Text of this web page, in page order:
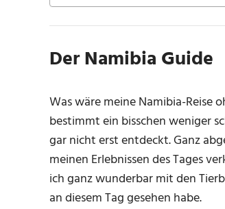
Der Namibia Guide
Was wäre meine Namibia-Reise
bestimmt ein bisschen weniger
gar nicht erst entdeckt. Ganz
meinen Erlebnissen des Tages
ich ganz wunderbar mit den
an diesem Tag gesehen habe.